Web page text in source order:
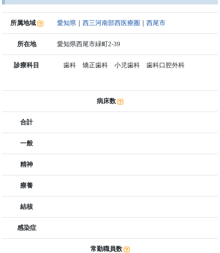
所属地域 愛知県 ｜西三河南部西医療圏 ｜西尾市
所在地 愛知県西尾市緑町2-39
診療科目 歯科 矯正歯科 小児歯科 歯科口腔外科
病床数
合計
一般
精神
療養
結核
感染症
常勤職員数